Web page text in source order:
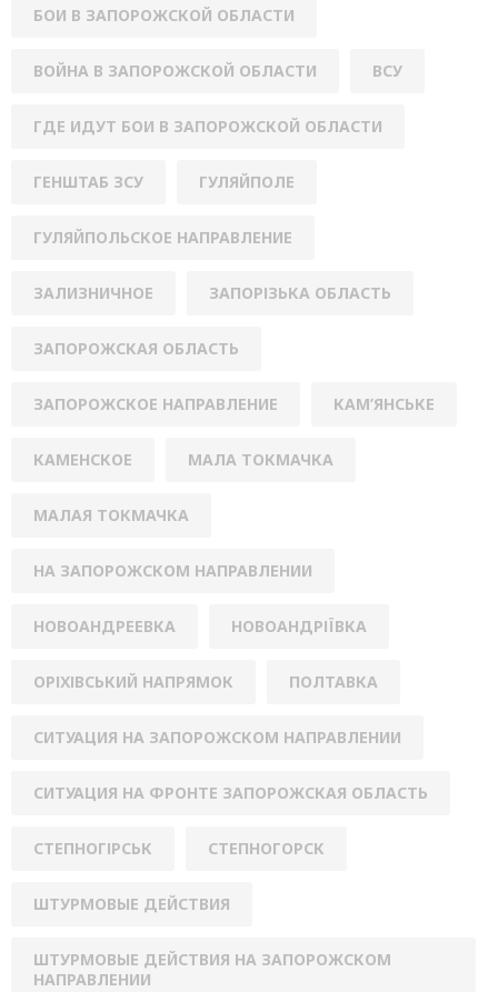
БОИ В ЗАПОРОЖСКОЙ ОБЛАСТИ
ВОЙНА В ЗАПОРОЖСКОЙ ОБЛАСТИ ВСУ
ГДЕ ИДУТ БОИ В ЗАПОРОЖСКОЙ ОБЛАСТИ
ГЕНШТАБ ЗСУ ГУЛЯЙПОЛЕ
ГУЛЯЙПОЛЬСКОЕ НАПРАВЛЕНИЕ
ЗАЛИЗНИЧНОЕ ЗАПОРІЗЬКА ОБЛАСТЬ
ЗАПОРОЖСКАЯ ОБЛАСТЬ
ЗАПОРОЖСКОЕ НАПРАВЛЕНИЕ КАМ’ЯНСЬКЕ
КАМЕНСКОЕ МАЛА ТОКМАЧКА
МАЛАЯ ТОКМАЧКА
НА ЗАПОРОЖСКОМ НАПРАВЛЕНИИ
НОВОАНДРЕЕВКА НОВОАНДРІЇВКА
ОРІХІВСЬКИЙ НАПРЯМОК ПОЛТАВКА
СИТУАЦИЯ НА ЗАПОРОЖСКОМ НАПРАВЛЕНИИ
СИТУАЦИЯ НА ФРОНТЕ ЗАПОРОЖСКАЯ ОБЛАСТЬ
СТЕПНОГІРСЬК СТЕПНОГОРСК
ШТУРМОВЫЕ ДЕЙСТВИЯ
ШТУРМОВЫЕ ДЕЙСТВИЯ НА ЗАПОРОЖСКОМ
НАПРАВЛЕНИИ